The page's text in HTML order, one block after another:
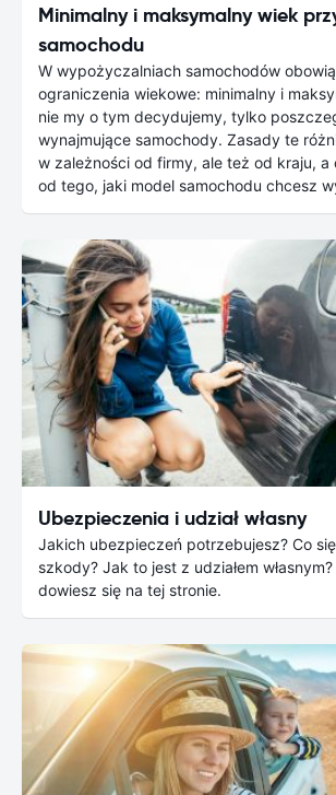
Minimalny i maksymalny wiek
samochodu
W wypożyczalniach samochodów
ograniczenia wiekowe: minimalny i
nie my o tym decydujemy, tylko
wynajmujące samochody. Zasady te
w zależności od firmy, ale też od kraju, a
od tego, jaki model samochodu chcesz
Ubezpieczenia i udział własny
Jakich ubezpieczeń potrzebujesz? Co
szkody? Jak to jest z udziałem
dowiesz się na tej stronie.